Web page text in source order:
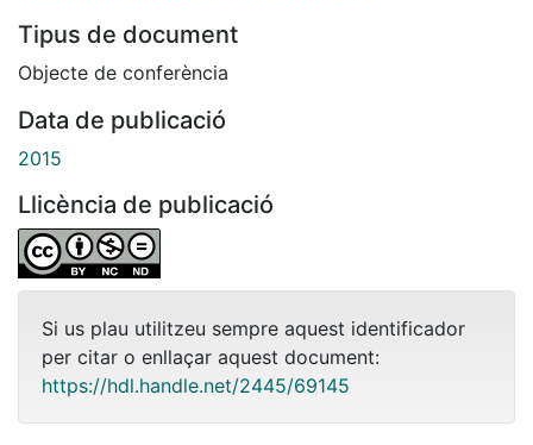
Tipus de document
Objecte de conferència
Data de publicació
2015
Llicència de publicació
Si us plau utilitzeu sempre aquest identificador
per citar o enllaçar aquest document:
https://hdl.handle.net/2445/69145